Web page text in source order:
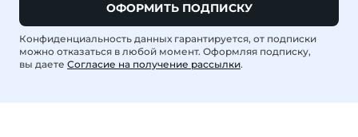
ОФОРМИТЬ ПОДПИСКУ
Конфиденциальность данных гарантируется, от подписки
можно отказаться в любой момент. Оформляя подписку,
вы даете Согласие на получение рассылки.